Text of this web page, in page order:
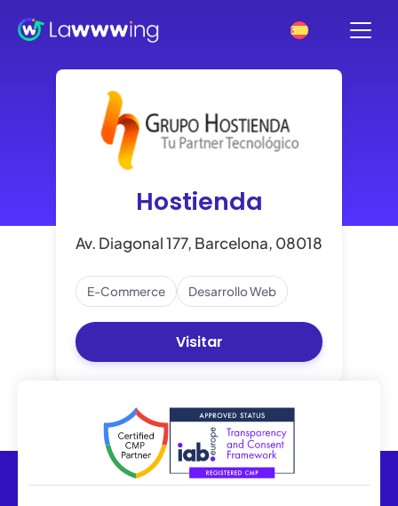
Hostienda
Av. Diagonal 177, Barcelona, 08018
E-Commerce Desarrollo Web
Visitar